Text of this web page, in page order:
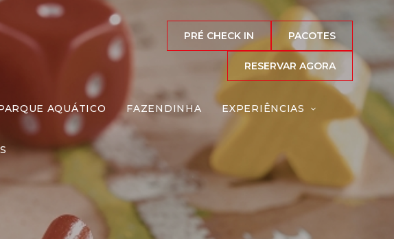
PRÉ CHECK IN PACOTES
RESERVAR AGORA
AQUÁTICO FAZENDINHA EXPERIÊNCIAS